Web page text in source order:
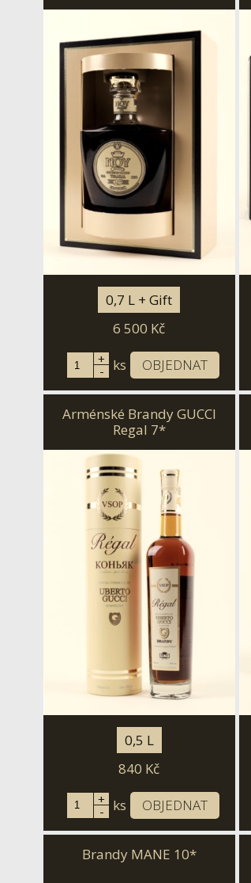
0,7 L + Gift
6 500 Kč
+
- ks OBJEDNAT
Arménské Brandy GUCCI
Regal 7*
0,5 L
840 Kč
+
- ks OBJEDNAT
Brandy MANE 10*